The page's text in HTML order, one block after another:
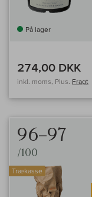
På lager
274,00 DKK
inkl. moms, Plus. Fragt
96–97
/100
Trækasse